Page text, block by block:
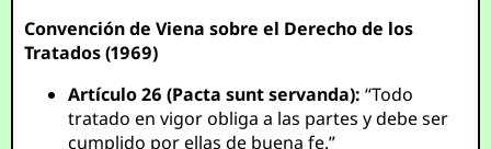
Convención de Viena sobre el Derecho de los
Tratados (1969)
Artículo 26 (Pacta sunt servanda): “Todo
tratado en vigor obliga a las partes y debe ser
cumplido por ellas de buena fe.”